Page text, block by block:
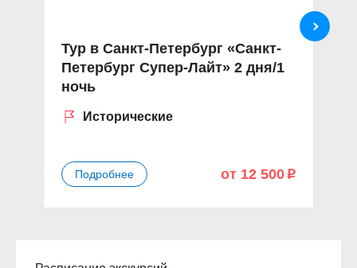
Тур в Санкт-Петербург «Санкт-
Петербург Супер-Лайт» 2 дня/1
ночь
Исторические
Подробнее от 12 500 p